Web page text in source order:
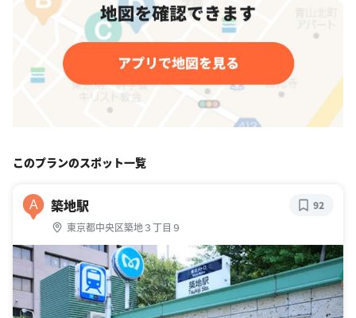
このプランのスポット一覧
A 築地駅
東京都中央区築地３丁目９
92